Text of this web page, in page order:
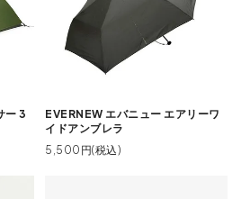
ー 3
EVERNEW エバニュー エアリーワ
イドアンブレラ
5,500円(税込)